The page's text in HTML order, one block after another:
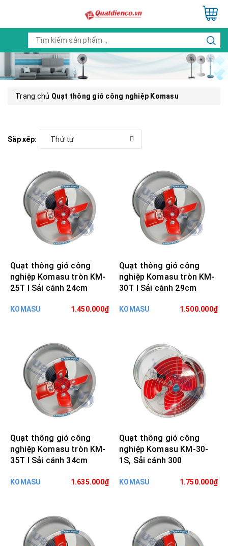
Trang chủ Quạt thông gió công nghiệp Komasu
Sắp xếp: Thứ tự
Quạt thông gió công
nghiệp Komasu tròn KM-
25T I Sải cánh 24cm
KOMASU 1.450.000₫
Quạt thông gió công
nghiệp Komasu tròn KM-
30T I Sải cánh 29cm
KOMASU 1.500.000₫
Quạt thông gió công
nghiệp Komasu tròn KM-
35T I Sải cánh 34cm
KOMASU 1.635.000₫
Quạt thông gió công
nghiệp Komasu KM-30-
1S, Sải cánh 300
KOMASU 1.750.000₫